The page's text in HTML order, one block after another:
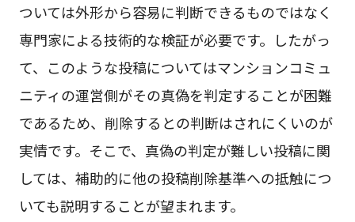
ついては外形から容易に判断できるものではなく
専門家による技術的な検証が必要です。したがっ
て、このような投稿についてはマンションコミュ
ニティの運営側がその真偽を判定することが困難
であるため、削除するとの判断はされにくいのが
実情です。そこで、真偽の判定が難しい投稿に関
しては、補助的に他の投稿削除基準への抵触につ
いても説明することが望まれます。